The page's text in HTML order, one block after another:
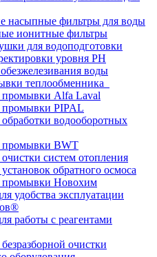
насыпные фильтры для воды
ионитные фильтры
для водоподготовки
уровня PH
воды
теплообменника
промывки Alfa Laval
промывки PIPAL
водооборотных
промывки BWT
систем отопления
обратного осмоса
промывки Новохим
удобства эксплуатации
работы с реагентами
очистки